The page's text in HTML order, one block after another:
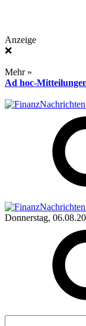
Anzeige
❌
Mehr »
Ad hoc-
Donnerstag,